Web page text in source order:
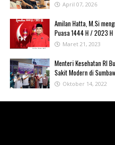
April 07, 2026
Amilan Hatta, M.Si
Puasa 1444 H / 2023 H
Maret 21, 2023
Menteri Kesehatan RI
Sakit Modern di
Oktober 14, 2022